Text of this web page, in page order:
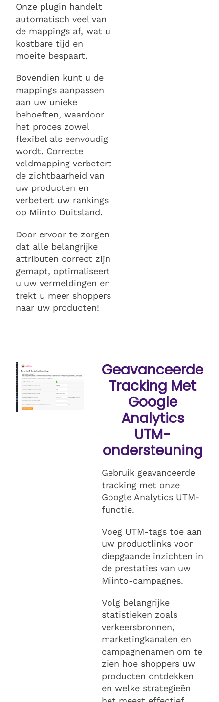
Onze plugin handelt
automatisch veel van
de mappings af, wat u
kostbare tijd en
moeite bespaart.
Bovendien kunt u de
mappings aanpassen
aan uw unieke
behoeften, waardoor
het proces zowel
flexibel als eenvoudig
wordt. Correcte
veldmapping verbetert
de zichtbaarheid van
uw producten en
verbetert uw rankings
op Miinto Duitsland.
Door ervoor te zorgen
dat alle belangrijke
attributen correct zijn
gemapt, optimaliseert
u uw vermeldingen en
trekt u meer shoppers
naar uw producten!
Geavanceerde
Tracking Met
Google
Analytics
UTM-
ondersteuning
Gebruik geavanceerde
tracking met onze
Google Analytics UTM-
functie.
Voeg UTM-tags toe aan
uw productlinks voor
diepgaande inzichten in
de prestaties van uw
Miinto-campagnes.
Volg belangrijke
statistieken zoals
verkeersbronnen,
marketingkanalen en
campagnenamen om te
zien hoe shoppers uw
producten ontdekken
en welke strategieën